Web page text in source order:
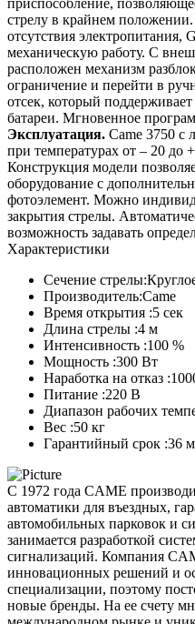
стрелу в крайнем положении.
отсутствия электропитания,
механическую работу. С
расположен механизм
ограничение и перейти в
отсек, который
батареи. Мгновенное
Эксплуатация. Came 3750 с
при температурах от – 20 до
Конструкция модели
оборудование с
фотоэлемент. Можно
закрытия стрелы.
возможность задавать
Характеристики
Сечение стрелы:
Производитель:Came
Время открытия :5 сек
Длина стрелы :4 м
Интенсивность :100 %
Мощность :300 Вт
Наработка на отказ :
Питание :220 В
Диапазон рабочих
Вес :50 кг
Гарантийный срок :36
С 1972 года CAME
автоматики для въездных,
автомобильных парковок и
занимается разработкой
сигнализаций. Компания
инновационных решений и
специализации, поэтому
новые бренды. На ее счету